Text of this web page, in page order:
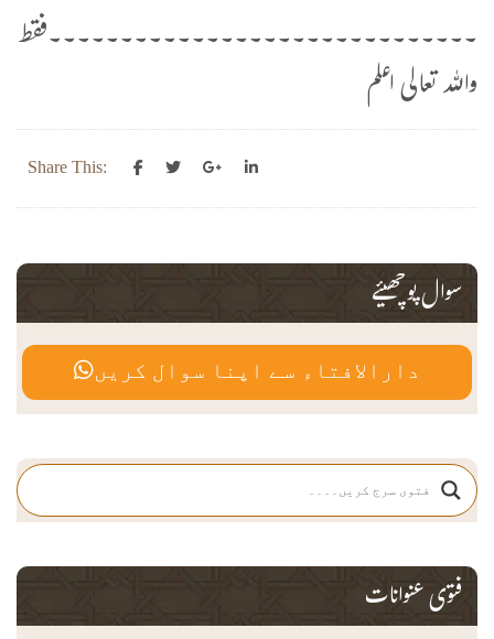
۔۔۔۔۔۔۔۔۔۔۔۔۔۔۔۔۔۔۔۔۔۔۔۔۔۔۔۔۔۔فقط
واللہ تعالی اعلم
Share This:
سوال پوچھیئے
دارالافتاء سے اپنا سوال کریں
فتوی عنوانات